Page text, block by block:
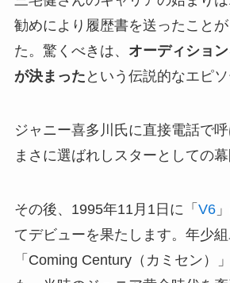
勧めにより履歴書を送ったこと
た。驚くべきは、 オーディショ
が決まった という伝説的なエピソ
ジャニー喜多川氏に直接電話で呼
まさに選ばれしスターとしての幕
その後、1995年11月1日に「 V6
てデビューを果たします。年少
「Coming Century（カミセン）